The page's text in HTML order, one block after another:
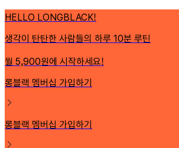
HELLO LONGBLACK!
생각이 탄탄한 사람들의 하루 10분 루틴
월 5,900원에 시작하세요!
롱블랙 멤버십 가입하기
롱블랙 멤버십 가입하기